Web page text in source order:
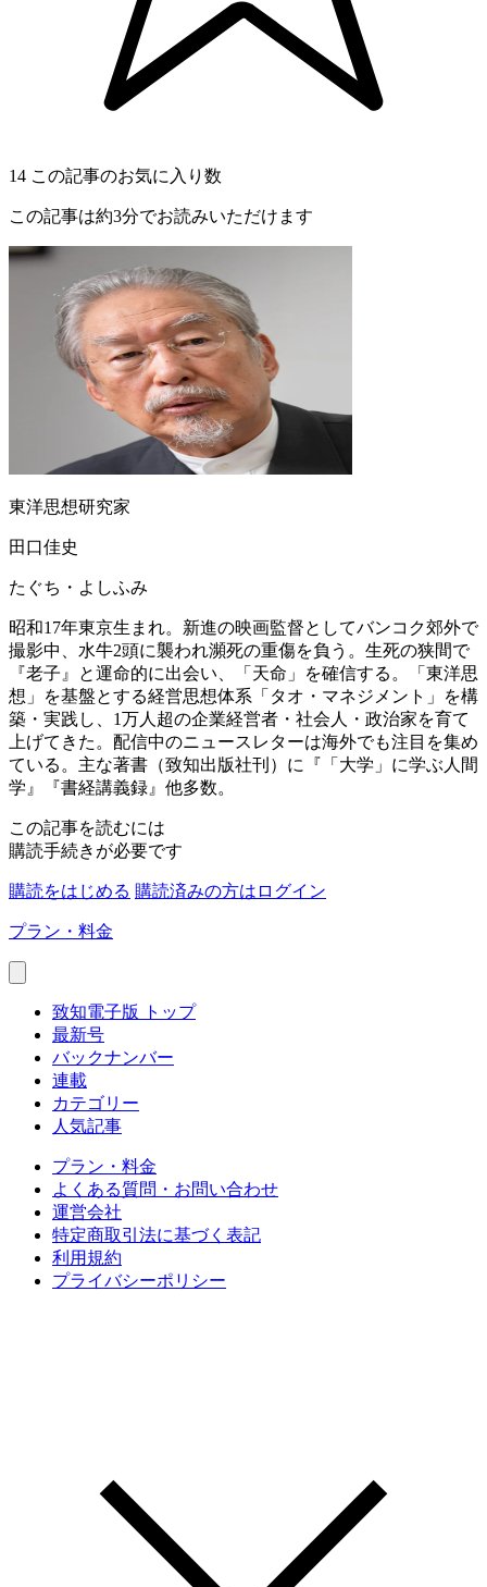
14 この記事のお気に入り数
この記事は約3分でお読みいただけます
東洋思想研究家
田口佳史
たぐち・よしふみ
昭和17年東京生まれ。新進の映画監督としてバンコク郊外で
撮影中、水牛2頭に襲われ瀕死の重傷を負う。生死の狭間で
『老子』と運命的に出会い、「天命」を確信する。「東洋思
想」を基盤とする経営思想体系「タオ・マネジメント」を構
築・実践し、1万人超の企業経営者・社会人・政治家を育て
上げてきた。配信中のニュースレターは海外でも注目を集め
ている。主な著書（致知出版社刊）に『「大学」に学ぶ人間
学』『書経講義録』他多数。
この記事を読むには
購読手続きが必要です
購読をはじめる 購読済みの方はログイン
プラン・料金
致知電子版 トップ
最新号
バックナンバー
連載
カテゴリー
人気記事
プラン・料金
よくある質問・お問い合わせ
運営会社
特定商取引法に基づく表記
利用規約
プライバシーポリシー